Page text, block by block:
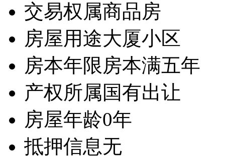
交易权属商品房
房屋用途大厦小区
房本年限 房本满五年
产权所属国有出让
房屋年龄0年
抵押信息无